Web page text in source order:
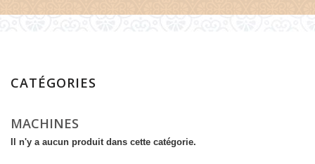
CATÉGORIES
MACHINES
Il n'y a aucun produit dans cette catégorie.